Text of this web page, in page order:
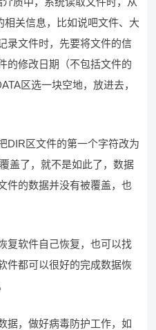
关信息，比如说吧文件、大
录文件时，先要将文件的信
的修改日期（不包括文件的
区选一块空地，放进去，
DIR区文件的第一个字符改为
盖了，就不是如此了，数据
件的数据并没有被覆盖，也
复软件自己恢复，也可以找
件都可以很好的完成数据恢
据，做好病毒防护工作，如